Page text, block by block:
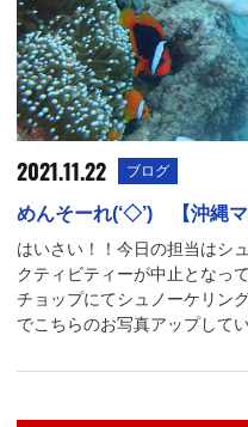
2021.11.22 ブログ
めんそーれ(‘◇’)ゞ【沖縄
はいさい！！今日の担当はシ
クティビティーが中止となっ
チョップにてシュノーケリン
でこちらのお写真アップして